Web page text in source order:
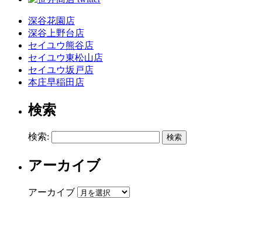
深谷花園店
深谷上野台店
セイユウ熊谷店
セイユウ東松山店
セイユウ坂戸店
本庄早稲田店
検索
検索:
アーカイブ
アーカイブ